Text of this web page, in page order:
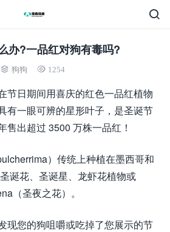
办?一品红对狗有毒吗?
狗狗 1254
节日期间用喜庆的红色一品红植物
有一眼可辨的星形叶子，是圣诞节
售出超过 3500 万株一品红！
）传统上种植在墨西哥和
诞花、圣诞星、龙虾花植物或
（圣夜之花）。
现您的狗咀嚼或吃掉了您展示的节